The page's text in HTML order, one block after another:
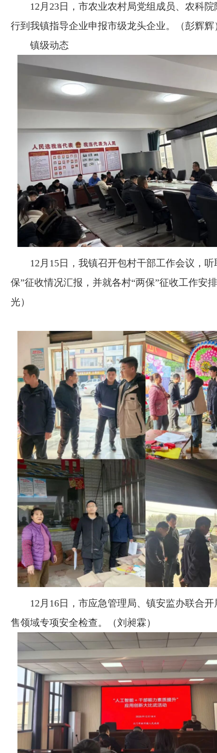
12月23日，市农业农村局党组成员、农科
行到我镇指导企业申报市级龙头企业。（彭辉辉
镇级动态
12月15日，我镇召开包村干部工作会议，听
保”征收情况汇报，并就各村“两保”征收工作安
光）
12月16日，市应急管理局、镇安监办联合
售领域专项安全检查。（刘昶霖）